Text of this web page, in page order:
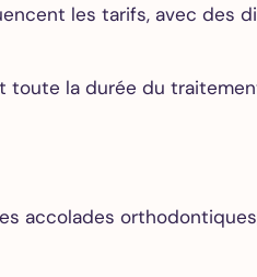
les tarifs, avec des
toute la durée du
accolades